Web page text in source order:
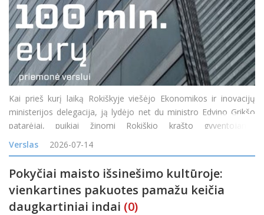
Kai prieš kurį laiką Rokiškyje viešėjo Ekonomikos ir inovacijų
ministerijos delegacija, ją lydėjo net du ministro Edvino Grikšo
patarėjai, puikiai žinomi Rokiškio krašto gyventojams:
Mindaugas Petkevičius ir Jonas Jarutis. Susitikime su verslo
bendruomene vi
Verslas 2026-07-14
Pokyčiai maisto išsinešimo kultūroje:
vienkartines pakuotes pamažu keičia
daugkartiniai indai (0)